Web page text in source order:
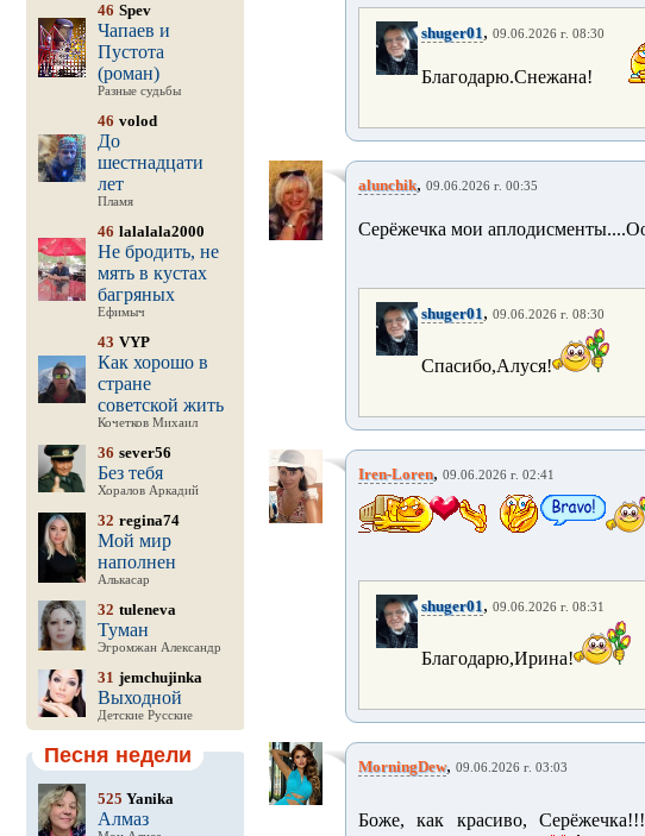
46 Spev
Чапаев и
Пустота
(роман)
Разные судьбы
46 volod
До
шестнадцати
лет
Пламя
46 lalalala2000
Не бродить, не
мять в кустах
багряных
Ефимыч
43 VYP
Как хорошо в
стране
советской жить
Кочетков Михаил
36 sever56
Без тебя
Хоралов Аркадий
32 regina74
Мой мир
наполнен
Алькасар
32 tuleneva
Туман
Эгромжан Александр
31 jemchujinka
Выходной
Детские Русские
Песня недели
525 Yanika
Алмаз
shuger01, 09.06.2026 г. 08:30
Благодарю.Снежана!
alunchik, 09.06.2026 г. 00:35
Серёжечка мои
shuger01, 09.06.2026 г. 08:30
Спасибо,Алуся!
Iren-Loren, 09.06.2026 г. 02:41
shuger01, 09.06.2026 г. 08:31
Благодарю,Ирина!
MorningDew, 09.06.2026 г. 03:03
Боже, как красиво,